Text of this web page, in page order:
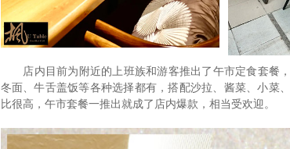
店内目前为附近的上班族和游客推出了午市定食套餐
冬面、牛舌盖饭等各种选择都有，搭配沙拉、酱菜、小菜
比很高，午市套餐一推出就成了店内爆款，相当受欢迎。